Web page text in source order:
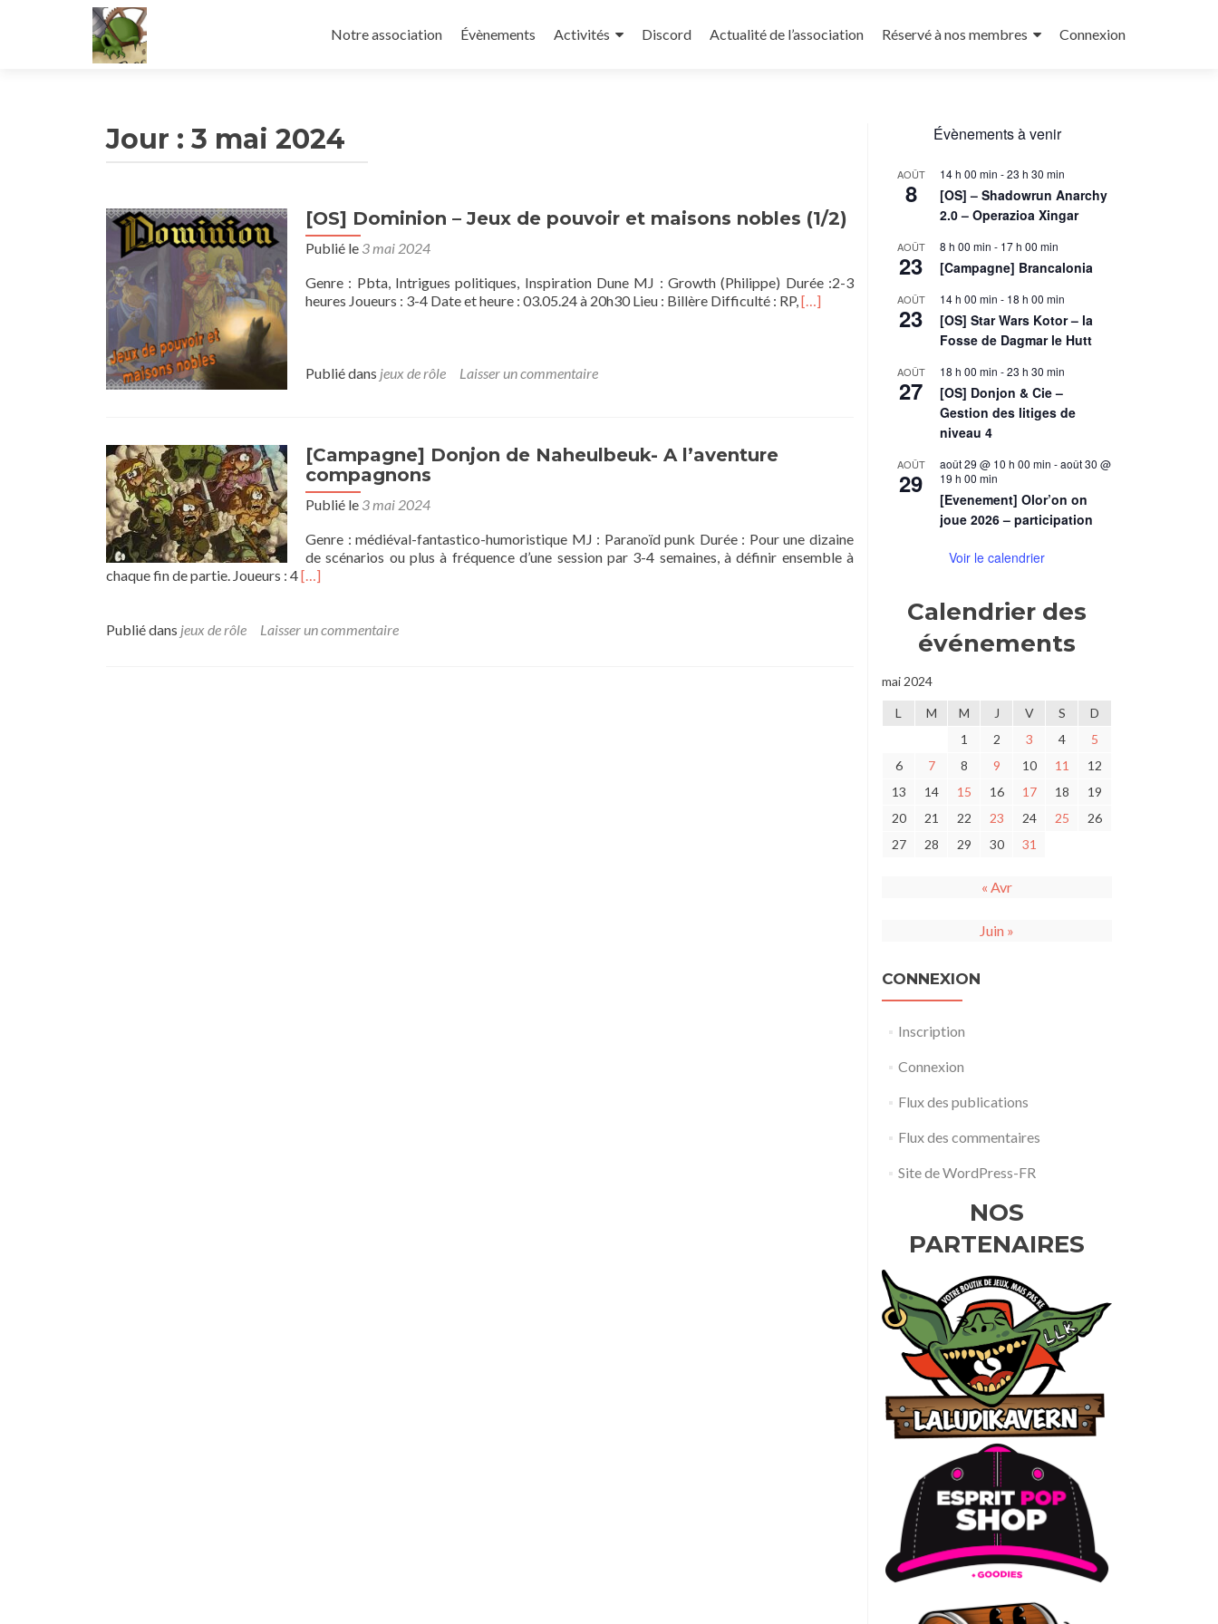
au
Notre association Évènements Activités Discord Actualité de l’association Réservé à nos membres Connexion
Jour : 3 mai 2024
[OS] Dominion – Jeux de pouvoir et maisons nobles (1/2)
Publié le 3 mai 2024
Genre : Pbta, Intrigues politiques, Inspiration Dune MJ : Growth (Philippe) Durée :2-3
heures Joueurs : 3-4 Date et heure : 03.05.24 à 20h30 Lieu : Billère Difficulté : RP,En
[…]
Publié dans jeux de rôle Laisser un commentaire
[Campagne] Donjon de Naheulbeuk- A l’aventure
compagnons
Publié le 3 mai 2024
Genre : médiéval-fantastico-humoristique MJ : Paranoïd punk Durée : Pour une dizaine
de scénarios ou plus à fréquence d’une session par 3-4 semaines, à définir ensemble à
chaque fin de partie. Joueurs : 4En
sur[Campagne]
[…]
Publié dans jeux de rôle Laisser un commentaire
Évènements à venir
AOÛT
8
14 h 00 min -23 h 30 min
[OS] – Shadowrun Anarchy
2.0 – Operazioa Xingar
AOÛT
23
8 h 00 min - 17 h 00 min
[Campagne] Brancalonia
AOÛT
23
14 h 00 min - 18 h 00 min
[OS] Star Wars Kotor – la
Fosse de Dagmar le Hutt
AOÛT
27
18 h 00 min -23 h 30 min
[OS] Donjon & Cie –
Gestion des litiges de
niveau 4
AOÛT
29
août 29 @ 10 h 00 min -août 30 @
19 h 00 min
[Evenement] Olor’on on
joue 2026 – participation
Voir le calendrier
Calendrier des
événements
mai 2024
L M M J V S
D
1
2 3 4
5
6
7 8 9 10 11
12
13
14 15 16 17 18
19
20
21 22 23 24 25
26
27
28 29 30 31
« Avr
Juin »
CONNEXION
Inscription
Connexion
Flux des publications
Flux des commentaires
Site de WordPress-FR
NOS
PARTENAIRES